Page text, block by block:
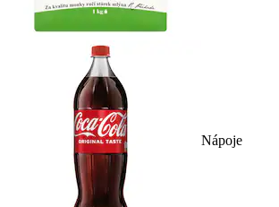
Nápoje